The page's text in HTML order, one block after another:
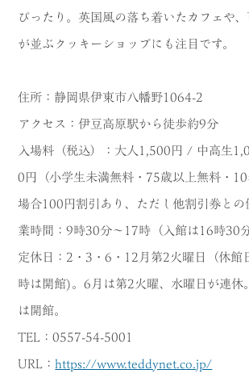
ぴったり。英国風の落ち着いたカフェや
が並ぶクッキーショップにも注目です。
住所：静岡県伊東市八幡野1064-2
アクセス：伊豆高原駅から徒歩約9分
入場料（税込）：大人1,500円 / 中高生
0円（小学生未満無料・75歳以上無料・
場合100円割引あり、ただし他割引券と
業時間：9時30分〜17時（入館は16時30
定休日：2・3・6・12月第2火曜日（休館
時は開館)。6月は第2火曜、水曜日が連休
は開館。
TEL：0557-54-5001
URL：https://www.teddynet.co.jp/